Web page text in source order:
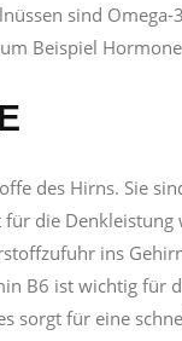
sind
Beispiel
des Hirns. Sie
die
ins
B6 ist wichtig
sorgt für eine